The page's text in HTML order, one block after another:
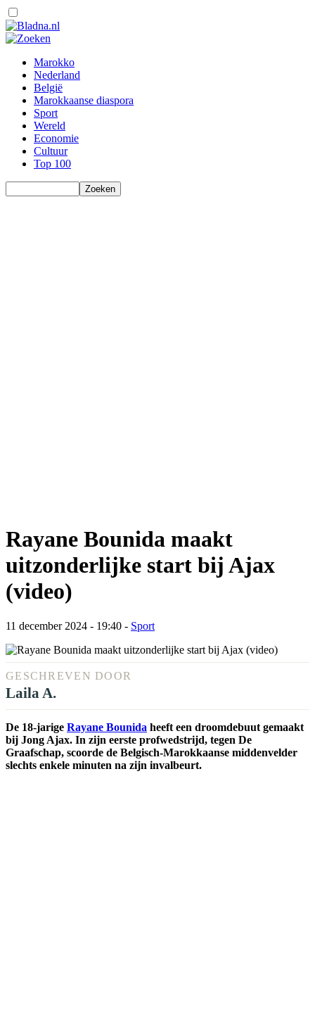
Marokko
Nederland
België
Marokkaanse diaspora
Sport
Wereld
Economie
Cultuur
Top 100
Rayane Bounida maakt
uitzonderlijke start bij Ajax
(video)
11 december 2024 - 19:40 - Sport
GESCHREVEN DOOR
Laila A.
De 18-jarige Rayane Bounida heeft een droomdebuut gemaakt
bij Jong Ajax. In zijn eerste profwedstrijd, tegen De
Graafschap, scoorde de Belgisch-Marokkaanse middenvelder
slechts enkele minuten na zijn invalbeurt.